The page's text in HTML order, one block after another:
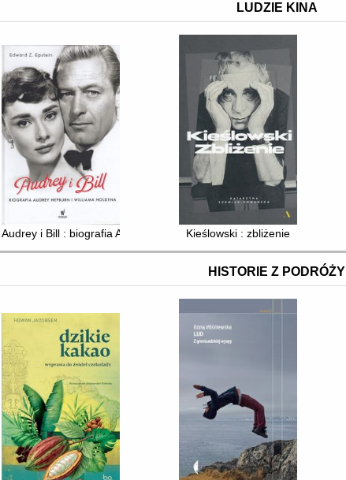
LUDZIE KINA
Audrey i Bill : biografia Audrey Hepburn i Williama Holdena
Kieślowski : zbliżenie
HISTORIE Z PODRÓŻY